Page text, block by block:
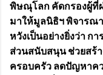
พิษณุโลก คัดกรองผู้ที่
มาให้มูลนิธิฯ พิจารณ
หวังเป็นอย่างยิ่งว่า ก
ส่วนสนับสนุน ช่วยสร้า
ครอบครัว ลดปัญหาค